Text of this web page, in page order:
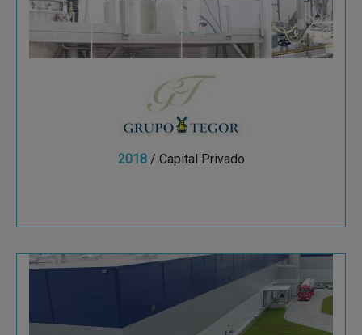
2018/ Capital Privado
y farmacia, controlando todo el proceso
productivo y...
Ver más
AIT